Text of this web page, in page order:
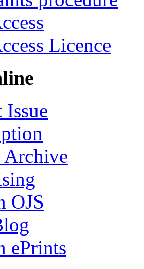
Licence
Issue
Archive
OJS
ePrints